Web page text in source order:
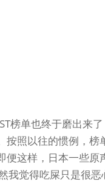
榜单也终于磨出来
照以往的惯例，榜
这样，日本一些原
我觉得吃屎只是很